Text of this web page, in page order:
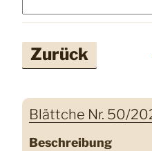
Zurück
Blättche Nr. 50/
Beschreibung